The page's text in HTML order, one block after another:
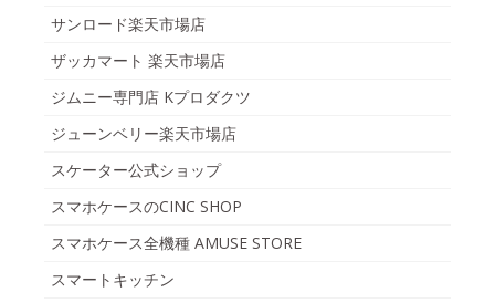
サンロード楽天市場店
ザッカマート 楽天市場店
ジムニー専門店 Kプロダクツ
ジューンベリー楽天市場店
スケーター公式ショップ
スマホケースのCINC SHOP
スマホケース全機種 AMUSE STORE
スマートキッチン